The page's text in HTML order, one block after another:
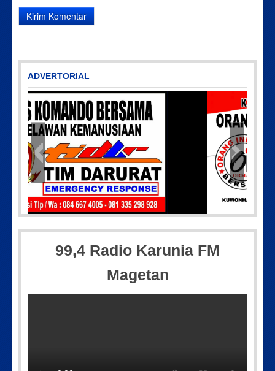
ADVERTORIAL
Picsart_23-04-12_11-55-35-
99,4 Radio Karunia FM
Magetan